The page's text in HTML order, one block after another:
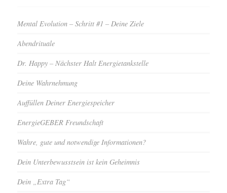
Mental Evolution – Schritt #1 – Deine Ziele
Abendrituale
Dr. Happy – Nächster Halt Energietankstelle
Deine Wahrnehmung
Auffüllen Deiner Energiespeicher
EnergieGEBER Freundschaft
Wahre, gute und notwendige Informationen?
Dein Unterbewusstsein ist kein Geheimnis
Dein „Extra Tag“